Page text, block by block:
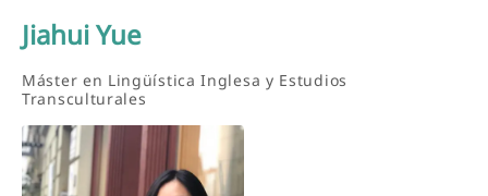
Jiahui Yue
Máster en Lingüística Inglesa y Estudios
Transculturales